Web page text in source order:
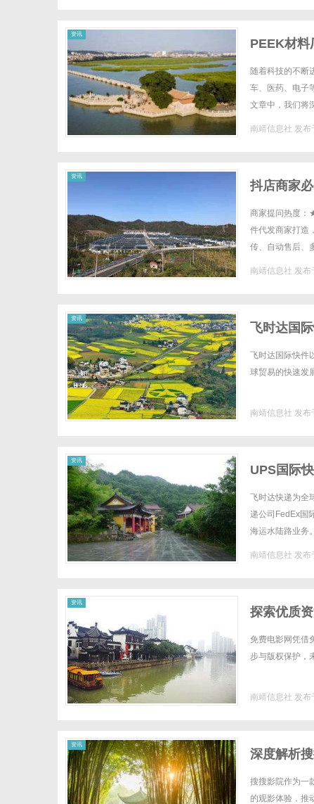
资讯
PEEK材料
随着科技的不断
车、医药、电子
文章中，我们将
南靖信息社 发布
资讯
抖店商家
商家提问热度
件代发商家打造
传、自动售后、
南靖信息社 发布
资讯
飞时达国
飞时达国际快件
球贸易的快速发
南靖信息社 发布
资讯
UPS国际
格促销
飞时达快递为全
递公司FedEx国
海运水陆路业务
南靖信息社 发布
资讯
探索优质
免费电影网凭借
步与版权保护，
南靖信息社 发布
资讯
深度解析
搜搜影院作为一
的观影体验，推